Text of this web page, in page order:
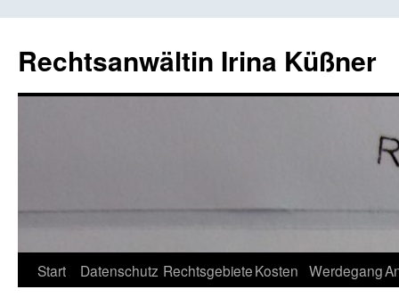
Rechtsanwältin Irina Küßner
Springe
Start Datenschutz RechtsgebieteKosten Werdegang